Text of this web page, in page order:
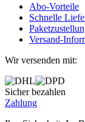
Abo‐Vorteile
Schnelle
Wir versenden mit:
Sicher bezahlen
Zahlung